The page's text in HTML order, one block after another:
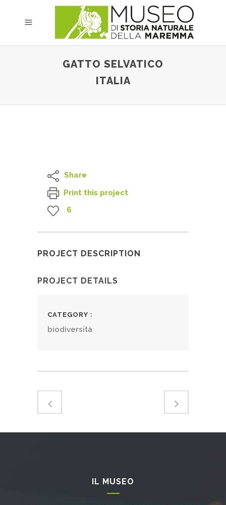
GATTO SELVATICO
ITALIA
Share
Print this project
6
PROJECT DESCRIPTION
PROJECT DETAILS
CATEGORY
biodiversità
IL MUSEO